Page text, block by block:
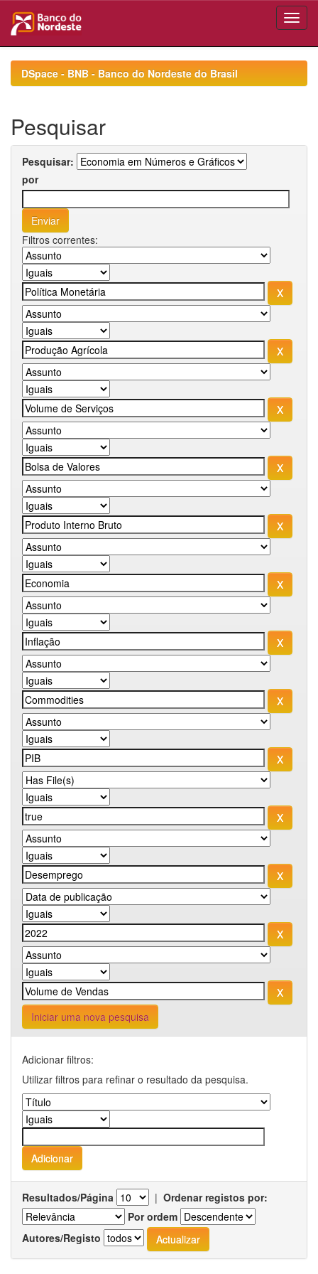
navigationDSpace - BNB - Banco do Nordeste do Brasil
Pesquisar
Pesquisar:
por
Filtros correntes:
Iniciar uma nova pesquisa
Adicionar filtros:
Utilizar filtros para refinar o resultado da pesquisa.
Resultados/Página | Ordenar registos por:
Por ordem
Autores/Registo